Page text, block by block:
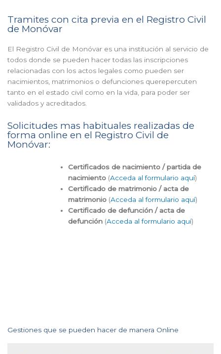
Tramites con cita previa en el Registro Civil
de Monóvar
El Registro Civil de Monóvar es una institución al servicio de
todos donde se pueden hacer todas las inscripciones
relacionadas con los actos legales como pueden ser
nacimientos, matrimonios o defunciones querepercuten
tanto en el estado civil como en la vida, para poder ser
validados y acreditados.
Solicitudes mas habituales realizadas de
forma online en el Registro Civil de
Monóvar:
Certificados de nacimiento / partida de
nacimiento (Acceda al formulario aquí)
Certificado de matrimonio / acta de
matrimonio (Acceda al formulario aquí)
Certificado de defunción / acta de
defunción (Acceda al formulario aquí)
Gestiones que se pueden hacer de manera Online